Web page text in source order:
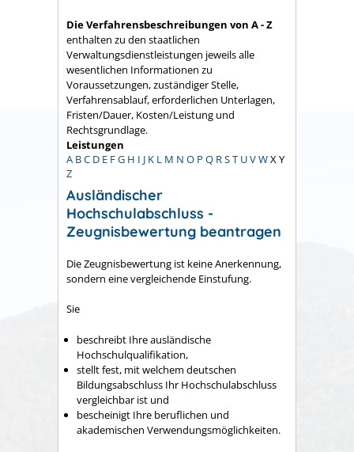
Die Verfahrensbeschreibungen von A - Z
enthalten zu den staatlichen
Verwaltungsdienstleistungen jeweils alle
wesentlichen Informationen zu
Voraussetzungen, zuständiger Stelle,
Verfahrensablauf, erforderlichen Unterlagen,
Fristen/Dauer, Kosten/Leistung und
Rechtsgrundlage.
Leistungen
A BC D E FG H I J K L M N O P Q RST UVWX Y
Z
Ausländischer
Hochschulabschluss -
Zeugnisbewertung beantragen
Die Zeugnisbewertung ist keine Anerkennung,
sondern eine vergleichende Einstufung.
Sie
beschreibt Ihre ausländische
Hochschulqualifikation,
stellt fest, mit welchem deutschen
Bildungsabschluss Ihr Hochschulabschluss
vergleichbar ist und
bescheinigt Ihre beruflichen und
akademischen Verwendungsmöglichkeiten.